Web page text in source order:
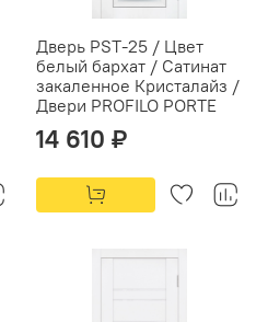
Дверь PST-25 / Цвет
белый бархат / Сатинат
закаленное Кристалайз /
Двери PROFILO PORTE
14 610 ₽